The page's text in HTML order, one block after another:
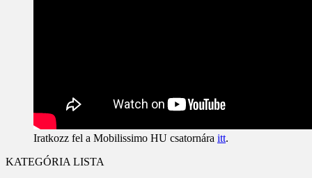
Iratkozz fel a Mobilissimo HU csatornára itt.
KATEGÓRIA LISTA